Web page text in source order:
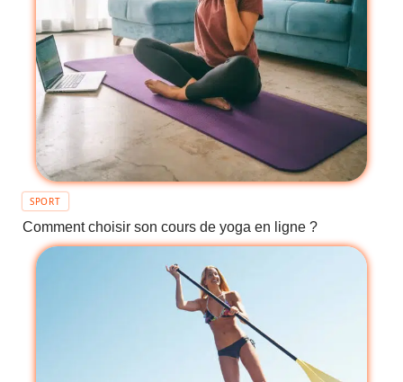
SPORT
Comment choisir son cours de yoga en ligne ?